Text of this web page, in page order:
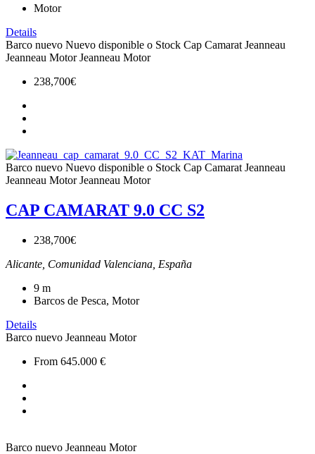
Motor
Details
Barco nuevo Nuevo disponible o Stock Cap Camarat Jeanneau
Jeanneau MotorJeanneau Motor
238,700€
Barco nuevo Nuevo disponible o Stock Cap Camarat Jeanneau
Jeanneau MotorJeanneau Motor
CAP CAMARAT 9.0 CC S2
238,700€
Alicante, Comunidad Valenciana, España
9 m
Barcos de Pesca, Motor
Details
Barco nuevo Jeanneau Motor
From 645.000 €
Barco nuevo Jeanneau Motor